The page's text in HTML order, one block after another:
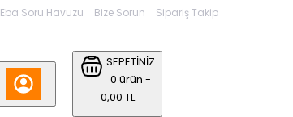
Eba Soru Havuzu Bize Sorun Sipariş Takip
SEPETİNİZ
0 ürün -
0,00 TL